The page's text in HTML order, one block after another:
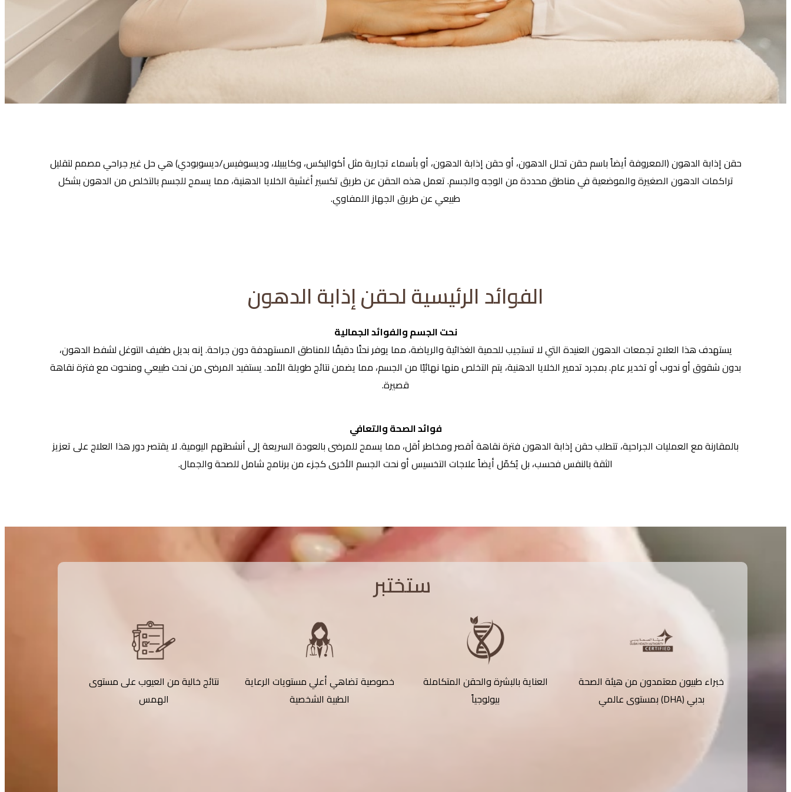
حقن إذابة الدهون (المعروفة أيضاً باسم حقن تحلل الدهون، أو حقن إذابة الدهون، أو بأسماء تجارية مثل أكواليكس، وكايبيلا، وديسوفيس/ديسوبودي) هي حل غير جراحي مصمم لتقليل
تراكمات الدهون الصغيرة والموضعية في مناطق محددة من الوجه والجسم. تعمل هذه الحقن عن طريق تكسير أغشية الخلايا الدهنية، مما يسمح للجسم بالتخلص من الدهون بشكل
طبيعي عن طريق الجهاز اللمفاوي.
الفوائد الرئيسية لحقن إذابة الدهون
نحت الجسم والفوائد الجمالية
يستهدف هذا العلاج تجمعات الدهون العنيدة التي لا تستجيب للحمية الغذائية والرياضة، مما يوفر نحتًا دقيقًا للمناطق المستهدفة دون جراحة. إنه بديل طفيف التوغل لشفط الدهون،
بدون شقوق أو ندوب أو تخدير عام. بمجرد تدمير الخلايا الدهنية، يتم التخلص منها نهائيًا من الجسم، مما يضمن نتائج طويلة الأمد. يستفيد المرضى من نحت طبيعي ومنحوت مع فترة نقاهة
قصيرة.
فوائد الصحة والتعافي
بالمقارنة مع العمليات الجراحية، تتطلب حقن إذابة الدهون فترة نقاهة أقصر ومخاطر أقل، مما يسمح للمرضى بالعودة السريعة إلى أنشطتهم اليومية. لا يقتصر دور هذا العلاج على تعزيز
الثقة بالنفس فحسب، بل يُكمّل أيضاً علاجات التخسيس أو نحت الجسم الأخرى كجزء من برنامج شامل للصحة والجمال.
ستختبر
خبراء طبيون معتمدون من هيئة الصحة
بدبي (DHA) بمستوى عالمي
العناية بالبشرة والحقن المتكاملة
بيولوجياً
خصوصية تضاهي أعلي مستويات الرعاية
الطبية الشخصية
نتائج خالية من العيوب على مستوى
الهمس